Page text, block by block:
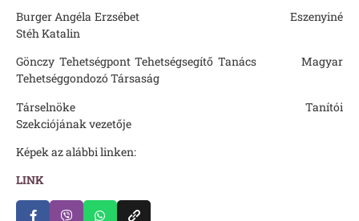
Burger Angéla Erzsébet Eszenyiné
Stéh Katalin
Gönczy Tehetségpont Tehetségsegítő Tanács Magyar
Tehetséggondozó Társaság
Társelnöke Tanítói
Szekciójának vezetője
Képek az alábbi linken:
LINK